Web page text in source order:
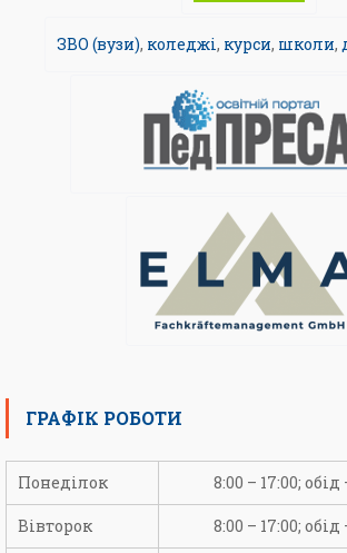
ЗВО (вузи), коледжі, курси, школи,
ГРАФІК РОБОТИ
Понеділок 8:00 – 17:00; обід
Вівторок 8:00 – 17:00; обід